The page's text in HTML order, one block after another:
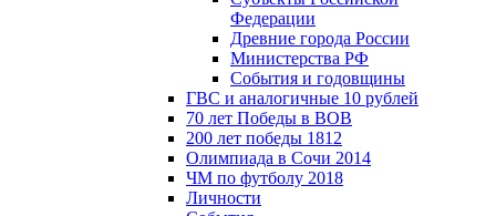
Федерации
Древние города России
Министерства РФ
События и годовщины
ГВС и аналогичные 10 рублей
70 лет Победы в ВОВ
200 лет победы 1812
Олимпиада в Сочи 2014
ЧМ по футболу 2018
Личности